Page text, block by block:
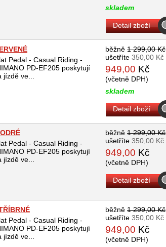
skladem
Detail zboží
Pedal - Casual Riding -
PD-EF205 poskytují
ve...
běžně 1 299,00 Kč
ušetříte 350,00 Kč
949,00 Kč
(včetně DPH)
skladem
Detail zboží
Pedal - Casual Riding -
PD-EF205 poskytují
ve...
běžně 1 299,00 Kč
ušetříte 350,00 Kč
949,00 Kč
(včetně DPH)
Detail zboží
Pedal - Casual Riding -
PD-EF205 poskytují
ve...
běžně 1 299,00 Kč
ušetříte 350,00 Kč
949,00 Kč
(včetně DPH)